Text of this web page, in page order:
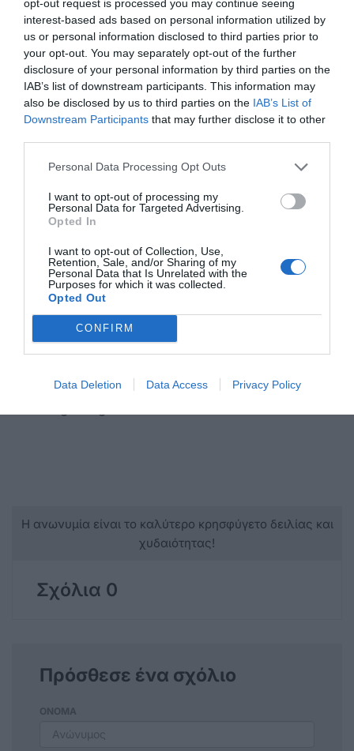
opt-out request is processed you may continue seeing
interest-based ads based on personal information utilized by
us or personal information disclosed to third parties prior to
your opt-out. You may separately opt-out of the further
disclosure of your personal information by third parties on the
IAB’s list of downstream participants. This information may
also be disclosed by us to third parties on the IAB’s List of
Downstream Participants that may further disclose it to other
Personal Data Processing Opt Outs
I want to opt-out of processing my
Personal Data for Targeted Advertising.
Opted In
I want to opt-out of Collection, Use,
Retention, Sale, and/or Sharing of my
Personal Data that Is Unrelated with the
Purposes for which it was collected.
Opted Out
CONFIRM
Data Deletion Data Access Privacy Policy
Διοικητικού Συμβουλίου, 10 αναπληρωτές
κλάδων/ειδικοτήτων Β/θμιας Εκπ/σης.
Οι προσλαμβανόμενοι οφείλουν να
παρουσιαστούν και να αναλάβουν υπηρεσία από
την Πέμπτη 6 έως και την Παρασκευή 7 Οκτωβρίου
Επί της διαδικασίας τοποθέτησης σε σχολικές
μονάδες (για τις περιπτώσεις που απαιτείται) και
ανάληψης υπηρεσίας, οι προσλαμβανόμενοι
www.minedu.gov.gr/anaplirotes όπου έχουν
αναρτηθεί οι απαραίτητες πληροφορίες και
διευκρινίσεις.
Μπορείτε να δείτε τα ονόματα πατώντας
Η ανωνυμία είναι το καλύτερο κρησφύγετο δειλίας και
χυδαιότητας!
Σχόλια 0
Πρόσθεσε ένα σχόλιο
ΟΝΟΜΑ